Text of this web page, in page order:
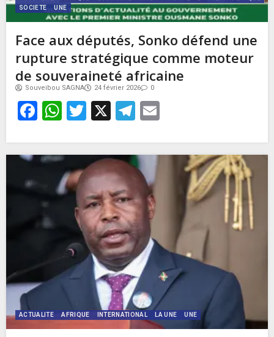
SOCIETE
UNE
Face aux députés, Sonko défend une
rupture stratégique comme moteur
de souveraineté africaine
Souveibou SAGNA 24 février 2026 0
Facebook
WhatsApp
Twitter
X Telegram
ACTUALITE AFRIQUE INTERNATIONAL LA UNE UNE